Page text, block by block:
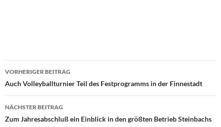
Beitrags-
Navigation
VORHERIGER BEITRAG
Auch Volleyballturnier Teil des Festprogramms in der Finnestadt
NÄCHSTER BEITRAG
Zum Jahresabschluß ein Einblick in den größten Betrieb Steinbachs